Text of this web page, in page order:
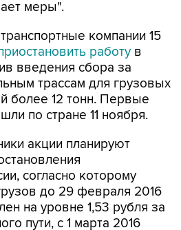
компании 15
введения сбора за
трассам для грузовых
более 12 тонн. Первые
по стране 11 ноября.
акции планируют
согласно которому
до 29 февраля 2016
на уровне 1,53 рубля за
пути, с 1 марта 2016
года - 3,06 рубля.